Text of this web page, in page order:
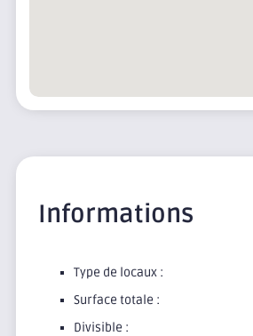
Informations
Type de locaux :
Surface totale :
Divisible :